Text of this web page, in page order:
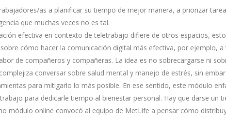
as a planificar su tiempo de mejor manera, a priorizar
que muchas veces no es tal.
efectiva en contexto de teletrabajo difiere de otros espacios,
cómo hacer la comunicación digital más efectiva, por ejemplo,
de compañeros y compañeras. La idea es no sobrecargarse ni
conversar sobre salud mental y manejo de estrés, sin
para mitigarlo lo más posible. En ese sentido, este módulo
para dedicarle tiempo al bienestar personal. Hay que darse un
módulo online convocó al equipo de MetLife a pensar cómo